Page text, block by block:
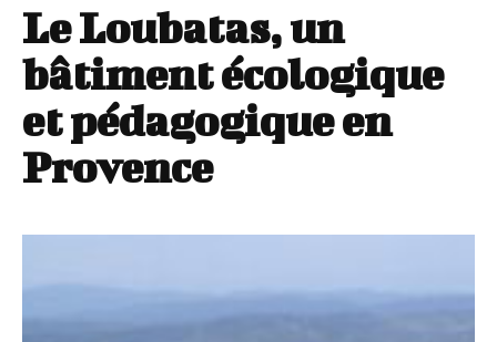
Le Loubatas, un
bâtiment écologique
et pédagogique en
Provence